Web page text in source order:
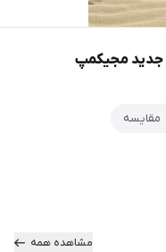
مقایسه
مشاهده همه